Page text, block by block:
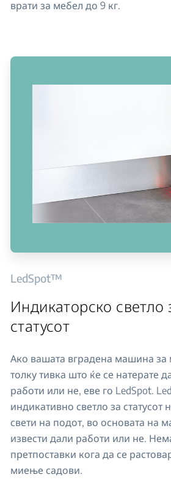
врати за мебел до 9 кг.
LedSpot™
Индикаторско светло
статусот
Ако вашата вградена машина
толку тивка што ќе се натерате
работи или не, еве го LedSpot.
индикативно светло за статусот
свети на подот, во основата на
извести дали работи или не.
претпоставки кога да се
миење садови.